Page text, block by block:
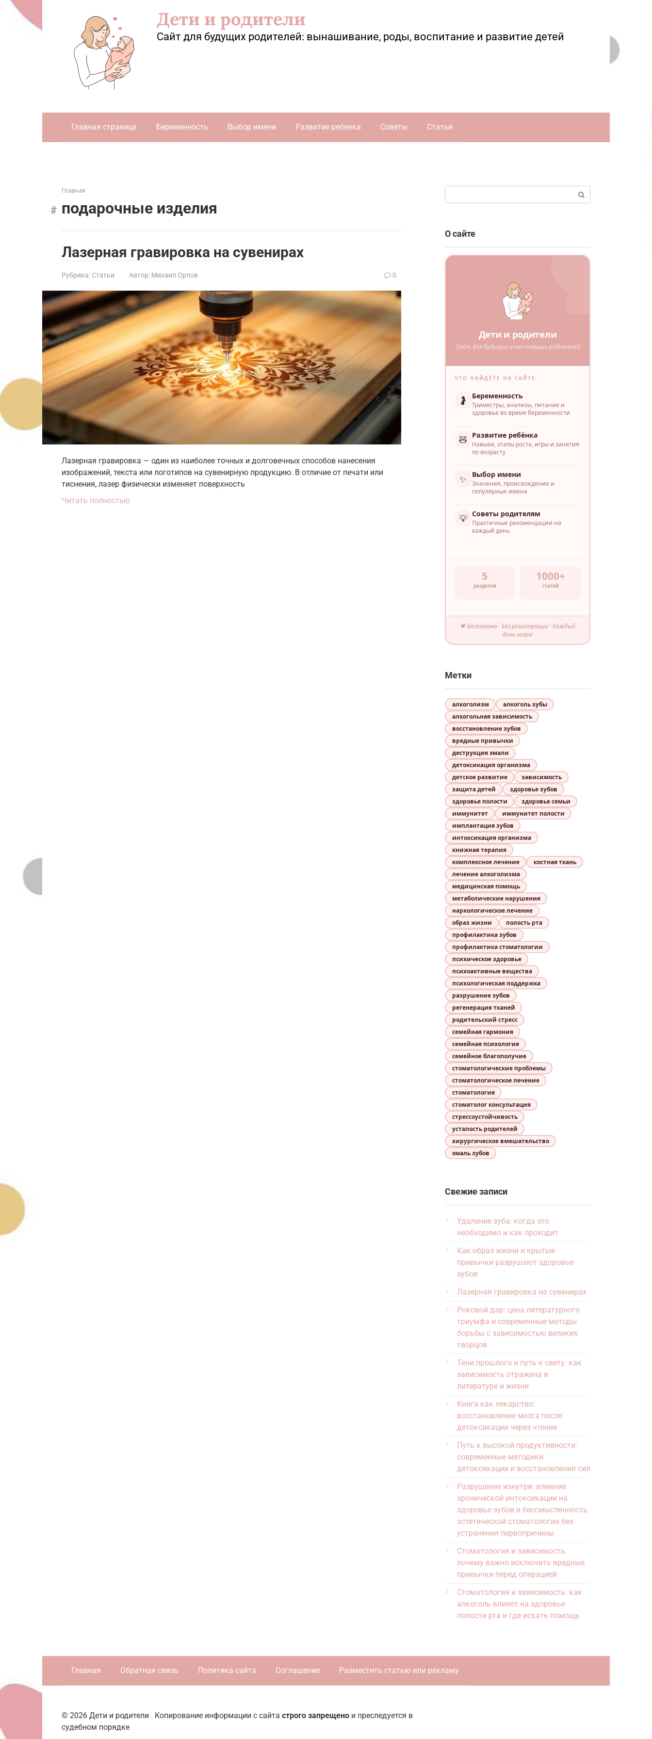
Перейти
Дети и родители
Сайт для будущих родителей: вынашивание, роды, воспитание и развитие детей
Главная страница Беременность Выбор имени Развитие ребенка Советы Статьи
Главная
подарочные изделия
Лазерная гравировка на сувенирах
Рубрика: Статьи Автор: Михаил Орлов 0
Лазерная гравировка — один из наиболее точных и долговечных способов нанесения
изображений, текста или логотипов на сувенирную продукцию. В отличие от печати или
тиснения, лазер физически изменяет поверхность
Читать полностью
О сайте
Дети и родители
Сайт для будущих и настоящих родителей
ЧТО НАЙДЁТЕ НА САЙТЕ
🤰 Беременность
Триместры, анализы, питание и
здоровье во время беременности
🧸 Развитие ребёнка
Навыки, этапы роста, игры и занятия
по возрасту
✨ Выбор имени
Значения, происхождение и
популярные имена
💡 Советы родителям
Практичные рекомендации на
каждый день
5
разделов
1000+
статей
💗 Бесплатно · Без регистрации · Каждый
день новое
Метки
алкоголизм
алкоголь зубы
алкогольная зависимость
восстановление зубов
вредные привычки
деструкция эмали
детоксикация организма
детское развитие
зависимость
защита детей
здоровье зубов
здоровье полости
здоровье семьи
иммунитет
иммунитет полости
имплантация зубов
интоксикация организма
книжная терапия
комплексное лечение
костная ткань
лечение алкоголизма
медицинская помощь
метаболические нарушения
наркологическое лечение
образ жизни
полость рта
профилактика зубов
профилактика стоматологии
психическое здоровье
психоактивные вещества
психологическая поддержка
разрушение зубов
регенерация тканей
родительский стресс
семейная гармония
семейная психология
семейное благополучие
стоматологические проблемы
стоматологическое лечение
стоматология
стоматолог консультация
стрессоустойчивость
усталость родителей
хирургическое вмешательство
эмаль зубов
Свежие записи
Удаление зуба: когда это
необходимо и как проходит
Как образ жизни и крытые
привычки разрушают здоровье
зубов
Лазерная гравировка на сувенирах
Роковой дар: цена литературного
триумфа и современные методы
борьбы с зависимостью великих
творцов
Тени прошлого и путь к свету: как
зависимость отражена в
литературе и жизни
Книга как лекарство:
восстановление мозга после
детоксикации через чтение
Путь к высокой продуктивности:
современные методики
детоксикации и восстановления сил
Разрушение изнутри: влияние
хронической интоксикации на
здоровье зубов и бессмысленность
эстетической стоматологии без
устранения первопричины
Стоматология и зависимость:
почему важно исключить вредные
привычки перед операцией
Стоматология и зависимость: как
алкоголь влияет на здоровье
полости рта и где искать помощь
Главная Обратная связь Политика сайта Соглашение Разместить статью или рекламу
© 2026 Дети и родители . Копирование информации с сайта строго запрещено и преследуется в
судебном порядке